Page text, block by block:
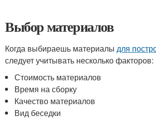
Выбор материалов
Когда выбираешь материалы для
следует учитывать несколько факторов:
Стоимость материалов
Время на сборку
Качество материалов
Вид беседки